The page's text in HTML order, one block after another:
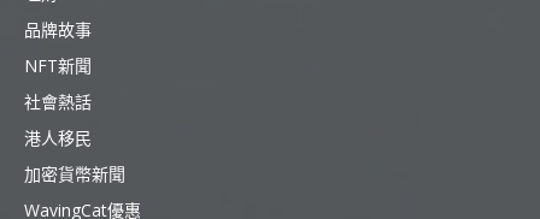
品牌故事
NFT新聞
社會熱話
港人移民
加密貨幣新聞
WavingCat優惠